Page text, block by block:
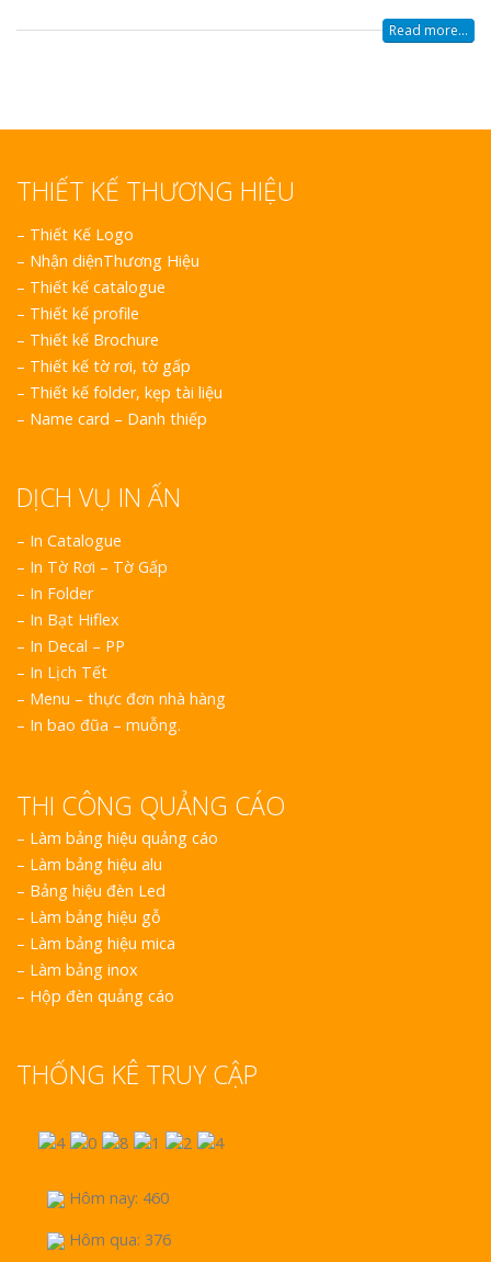
Read more...
THIẾT KẾ THƯƠNG HIỆU
– Thiết Kế Logo
– Nhận diệnThương Hiệu
– Thiết kế catalogue
– Thiết kế profile
– Thiết kế Brochure
– Thiết kế tờ rơi, tờ gấp
– Thiết kế folder, kẹp tài liệu
– Name card – Danh thiếp
DỊCH VỤ IN ẤN
– In Catalogue
– In Tờ Rơi – Tờ Gấp
– In Folder
– In Bạt Hiflex
– In Decal – PP
– In Lịch Tết
– Menu – thực đơn nhà hàng
– In bao đũa – muỗng.
THI CÔNG QUẢNG CÁO
– Làm bảng hiệu quảng cáo
– Làm bảng hiệu alu
– Bảng hiệu đèn Led
– Làm bảng hiệu gỗ
– Làm bảng hiệu mica
– Làm bảng inox
– Hộp đèn quảng cáo
THỐNG KÊ TRUY CẬP
Hôm nay: 460
Hôm qua: 376